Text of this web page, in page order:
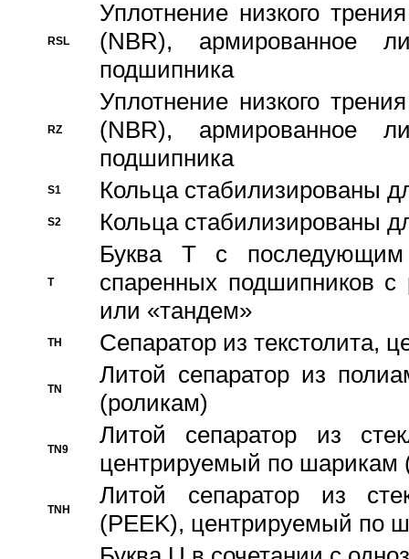
RSL
Уплотнение низкого
(NBR), армированное
подшипника
RZ
Уплотнение низкого
(NBR), армированное
подшипника
S1 Кольца стабилизированы
S2 Кольца стабилизированы
T
Буква T с
спаренных подшипников
или «тандем»
TH Сепаратор из текстолита,
TN
Литой сепаратор из
(роликам)
TN9
Литой сепаратор из
центрируемый по шарикам
TNH
Литой сепаратор из
(PEEK), центрируемый по